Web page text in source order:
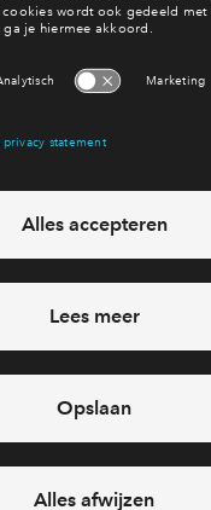
hoogte van het
ik wil mij aanmelden
wil je direct
712 28 68
week beschikbaar